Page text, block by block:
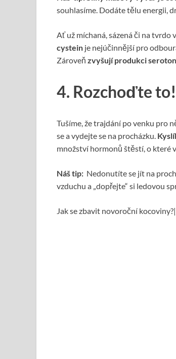
souhlasíme. Dodáte tělu energii,
Ať už míchaná, sázená či na tvrdo
cystein je nejúčinnější pro
Zároveň zvyšují produkci
4. Rozchoďte to!
Tušíme, že trajdání po venku pro
se a vydejte se na procházku.
množství hormonů štěstí, o které
Náš tip: Nedonutíte se jít na
vzduchu a „dopřejte“ si ledovou
Jak se zbavit novoroční